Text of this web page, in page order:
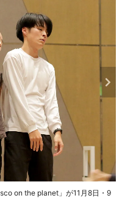
on the planet」が11月8日・9